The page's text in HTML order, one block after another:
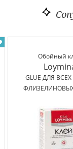
Обойный
GLUE ДЛЯ